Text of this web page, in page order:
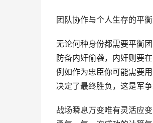
团队协作与个人生存的平衡
无论何种身份都需要平衡
防备内奸偷袭，内奸则要
例如作为忠臣你可能需要
决定了最终胜负，这是军
战场瞬息万变唯有灵活应